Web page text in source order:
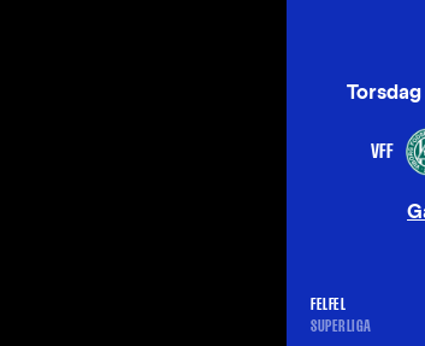
VFF
FELFEL
SUPERLIGA